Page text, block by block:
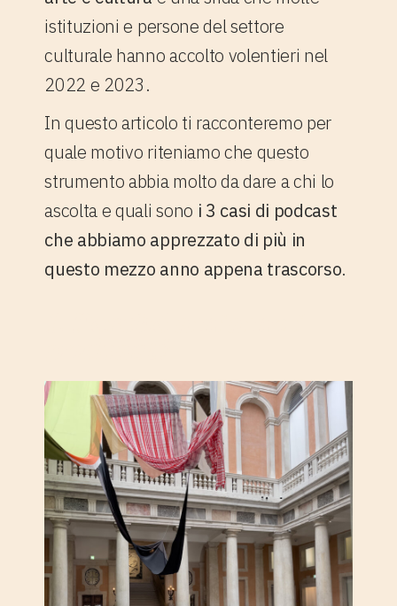
istituzioni e persone del settore
culturale hanno accolto volentieri nel
2022 e 2023.
In questo articolo ti racconteremo per
quale motivo riteniamo che questo
strumento abbia molto da dare a chi lo
ascolta e quali sono i 3 casi di podcast
che abbiamo apprezzato di più in
questo mezzo anno appena trascorso.